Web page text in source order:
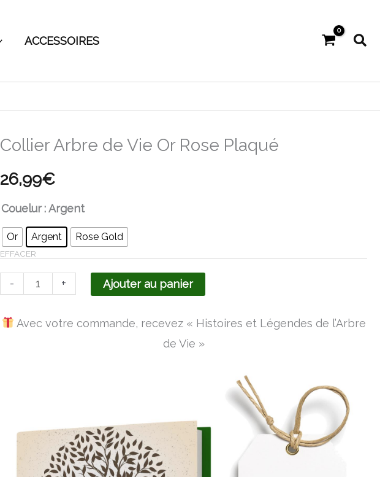
ACCESSOIRES
Collier Arbre de Vie Or Rose Plaqué
26,99€
Couelur: Argent
Or Argent Rose Gold
EFFACER
-
quantité
Collier
Arbre
de
Vie
Rose
+ Ajouter au panier
Avec votre commande, recevez « Histoires et Légendes de l’Arbre
de Vie »